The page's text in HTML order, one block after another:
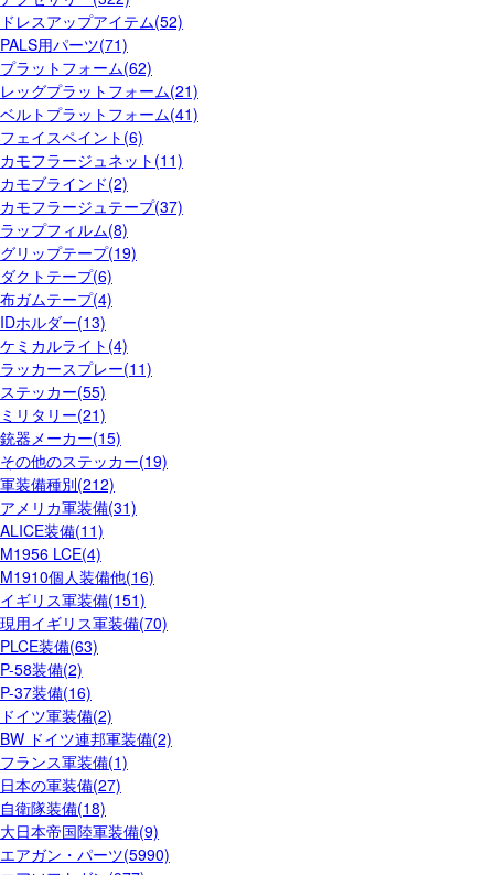
ドレスアップアイテム(52)
PALS用パーツ(71)
プラットフォーム(62)
レッグプラットフォーム(21)
ベルトプラットフォーム(41)
フェイスペイント(6)
カモフラージュネット(11)
カモブラインド(2)
カモフラージュテープ(37)
ラップフィルム(8)
グリップテープ(19)
ダクトテープ(6)
布ガムテープ(4)
IDホルダー(13)
ケミカルライト(4)
ラッカースプレー(11)
ステッカー(55)
ミリタリー(21)
銃器メーカー(15)
その他のステッカー(19)
軍装備種別(212)
アメリカ軍装備(31)
ALICE装備(11)
M1956 LCE(4)
M1910個人装備他(16)
イギリス軍装備(151)
現用イギリス軍装備(70)
PLCE装備(63)
P-58装備(2)
P-37装備(16)
ドイツ軍装備(2)
BW ドイツ連邦軍装備(2)
フランス軍装備(1)
日本の軍装備(27)
自衛隊装備(18)
大日本帝国陸軍装備(9)
エアガン・パーツ(5990)